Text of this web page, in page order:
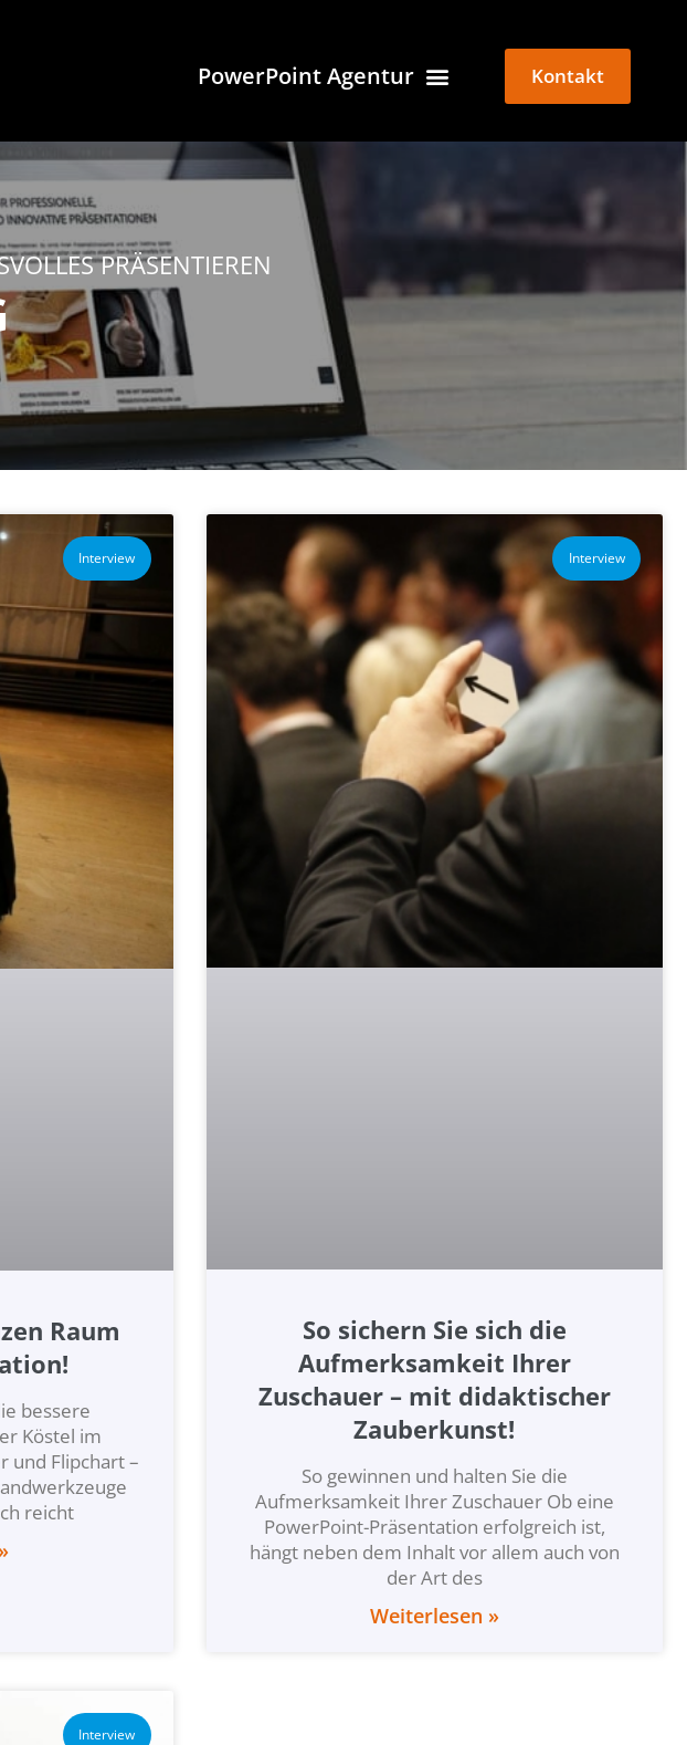
PowerPoint Agentur Kontakt
PRÄSENTIEREN
Interview
Raum
bessere
Köstel im
und Flipchart –
reicht
Interview
So sichern Sie sich die
Aufmerksamkeit Ihrer
Zuschauer – mit didaktischer
Zauberkunst!
So gewinnen und halten Sie die
Aufmerksamkeit Ihrer Zuschauer Ob eine
PowerPoint-Präsentation erfolgreich ist,
hängt neben dem Inhalt vor allem auch von
der Art des
Weiterlesen »
Interview